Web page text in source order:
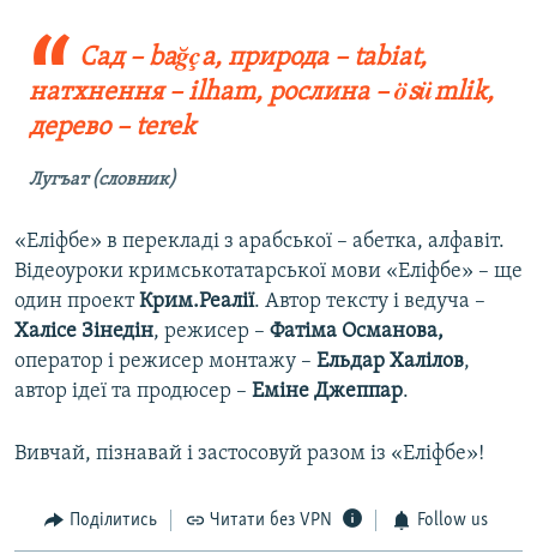
Сад – bağça, природа – tabiat,
натхнення – ilham, рослина – ösümlik,
дерево – terek
Лугъат (словник)
«Еліфбе» в перекладі з арабської – абетка, алфавіт.
Відеоуроки кримськотатарської мови «Еліфбе» – ще
один проектКрим.Реалії. Автор тексту і ведуча –
Халісе Зінедін, режисер – Фатіма Османова,
оператор і режисер монтажу – Ельдар Халілов,
автор ідеї та продюсер – Еміне Джеппар.
Вивчай, пізнавай і застосовуй разом із «Еліфбе»!
Поділитись Читати без VPN Follow us